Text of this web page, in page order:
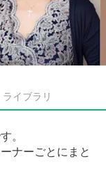
ライブラリ
。
ナーごとにまと